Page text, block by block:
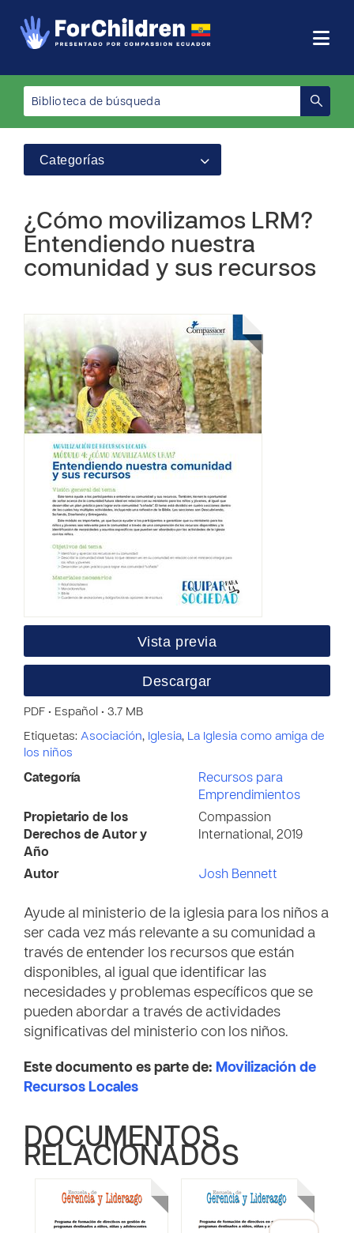
Categorías
¿Cómo movilizamos LRM?
Entendiendo nuestra
comunidad y sus recursos
Vista previa
Descargar
PDF • Español • 3.7 MB
Etiquetas: Asociación, Iglesia, La Iglesia como amiga de
los niños
Categoría
Recursos para
Emprendimientos
Propietario de los
Derechos de Autor y
Año
Compassion
International, 2019
Autor Josh Bennett
Ayude al ministerio de la iglesia para los niños a
ser cada vez más relevante a su comunidad a
través de entender los recursos que están
disponibles, al igual que identificar las
necesidades y problemas específicos que se
pueden abordar a través de actividades
significativas del ministerio con los niños.
Este documento es parte de: Movilización de
Recursos Locales
DOCUMENTOS
RELACIONADOS